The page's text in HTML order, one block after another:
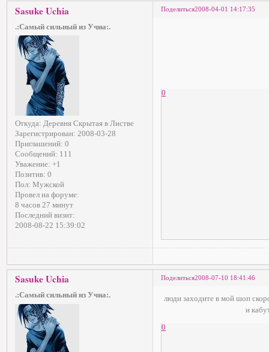
Поделиться2008-04-01 14:17:35
Sasuke Uchia
.:Самый сильный из Учиа:.
Откуда: Деревня Скрытая в Листве
Зарегистрирован: 2008-03-28
Приглашений: 0
Сообщений: 111
Уважение: +1
Позитив: 0
Пол: Мужской
Провел на форуме:
8 часов 27 минут
Последний визит:
2008-08-22 15:39:02
0
Поделиться2008-07-10 18:41:46
Sasuke Uchia
.:Самый сильный из Учиа:.
люди заходите в мой шоп
и
0